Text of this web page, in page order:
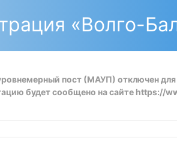
«Волго-
пост (МАУП) отключен для
будет сообщено на сайте https://